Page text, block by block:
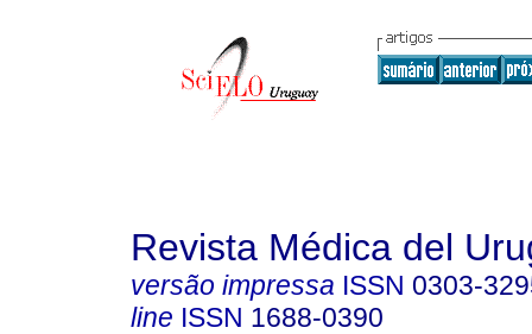
Revista Médica del
versão impressa ISSN 0303-
line ISSN 1688-0390